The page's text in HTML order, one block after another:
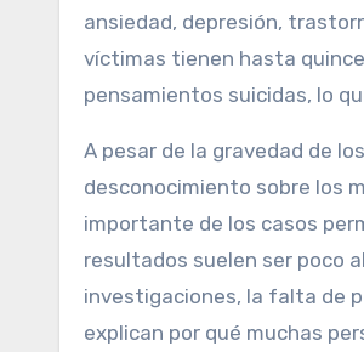
ansiedad, depresión,
víctimas tienen hasta
pensamientos suicidas, lo
A pesar de la gravedad de
desconocimiento sobre los
importante de los casos
resultados suelen ser poco
investigaciones, la falta de
explican por qué muchas